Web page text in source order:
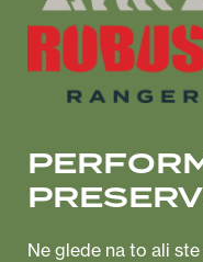
Ne glede na to ali